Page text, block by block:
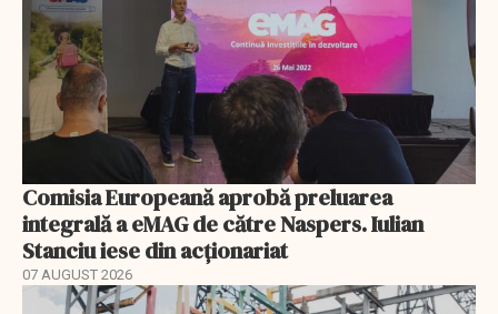
Comisia Europeană aprobă preluarea
integrală a eMAG de către Naspers. Iulian
Stanciu iese din acționariat
07 AUGUST 2026